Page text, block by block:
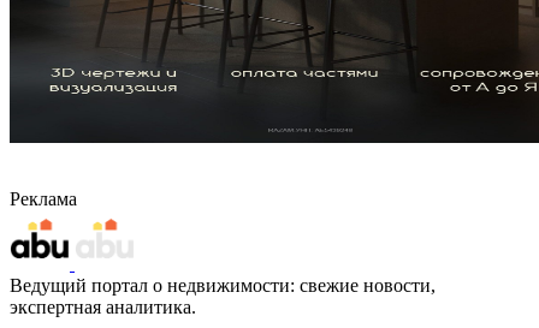
Реклама
Ведущий портал о недвижимости: свежие новости,
экспертная аналитика.